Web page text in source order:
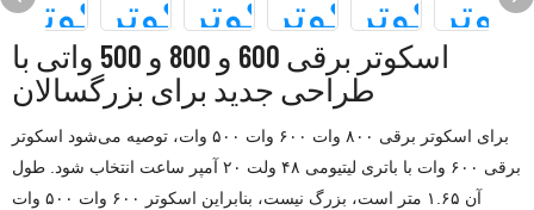
اسکوتر برقی 600 و 800 و 500 واتی با
طراحی جدید برای بزرگسالان
برای اسکوتر برقی ۸۰۰ وات ۶۰۰ وات ۵۰۰ وات، توصیه می‌شود اسکوتر
برقی ۶۰۰ وات با باتری لیتیومی ۴۸ ولت ۲۰ آمپر ساعت انتخاب شود. طول
آن ۱.۶۵ متر است، بزرگ نیست، بنابراین اسکوتر ۶۰۰ وات ۵۰۰ وات